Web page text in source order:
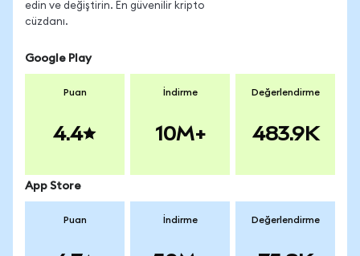
edin ve değiştirin. En güvenilir kripto
cüzdanı.
Google Play
Puan
4.4
İndirme
10M+
Değerlendirme
483.9K
App Store
Puan İndirme Değerlendirme